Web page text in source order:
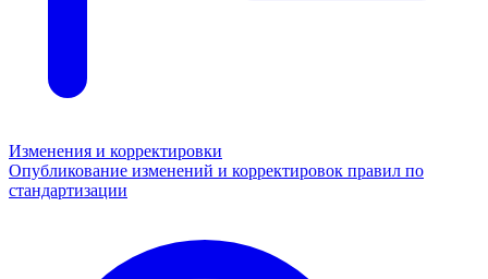
Изменения и корректировки
Опубликование изменений и корректировок правил по
стандартизации